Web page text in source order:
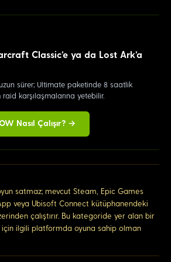
Classic'e ya da Lost Ark'a
sürer; Ultimate paketinde 8 saatlik
karşılaşmalarına yetebilir.
Nasıl Çalışır? →
satmaz; mevcut Steam, Epic Games
veya Ubisoft Connect kütüphanendeki
çalıştırır. Bu kategoride yer alan bir
için ilgili platformda oyuna sahip olman